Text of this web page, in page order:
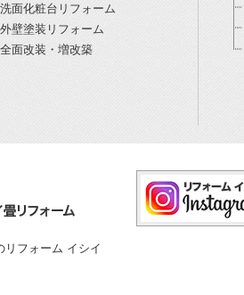
洗面化粧台リフォーム
外壁塗装リフォーム
全面改装・増改築
リフォーム イシイ